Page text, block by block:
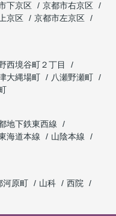
下京区
京都市右京区
京区
京都市左京区
西境谷町２丁目
大縄場町
八瀬野瀬町
地下鉄東西線
海道本線
山陰本線
河原町 山科
西院